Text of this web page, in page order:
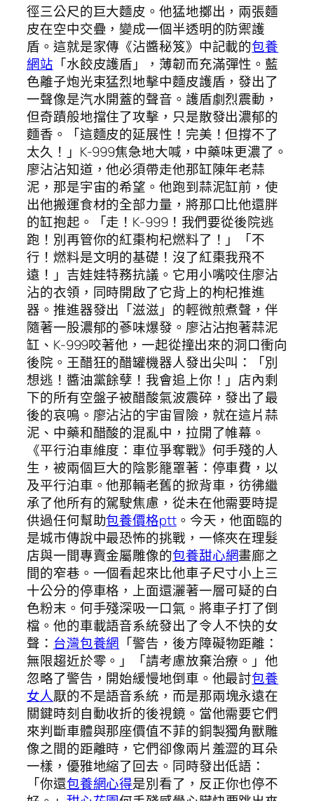
徑三公尺的巨大麵皮。他猛地擲出，兩張麵
皮在空中交疊，變成一個半透明的防禦護
盾。這就是家傳《沾醬秘笈》中記載的包養
網站 「水餃皮護盾」，薄韌而充滿彈性。藍
色離子炮光束猛烈地擊中麵皮護盾，發出了
一聲像是汽水開蓋的聲音。護盾劇烈震動，
但奇蹟般地擋住了攻擊，只是散發出濃郁的
麵香。「這麵皮的延展性！完美！但撐不了
太久！」K-999焦急地大喊，中藥味更濃了。
廖沾沾知道，他必須帶走他那缸陳年老蒜
泥，那是宇宙的希望。他跑到蒜泥缸前，使
出他搬運食材的全部力量，將那口比他還胖
的缸抱起。「走！K-999！我們要從後院逃
跑！別再管你的紅棗枸杞燃料了！」「不
行！燃料是文明的基礎！沒了紅棗我飛不
遠！」吉娃娃特務抗議。它用小嘴咬住廖沾
沾的衣領，同時開啟了它背上的枸杞推進
器。推進器發出「滋滋」的輕微煎煮聲，伴
隨著一股濃郁的蔘味爆發。廖沾沾抱著蒜泥
缸、K-999咬著他，一起從撞出來的洞口衝向
後院。王醋狂的醋罐機器人發出尖叫：「別
想逃！醬油黨餘孽！我會追上你！」店內剩
下的所有空盤子被醋酸氣波震碎，發出了最
後的哀鳴。廖沾沾的宇宙冒險，就在這片蒜
泥、中藥和醋酸的混亂中，拉開了帷幕。
《平行泊車維度：車位爭奪戰》何手殘的人
生，被兩個巨大的陰影籠罩著：停車費，以
及平行泊車。他那輛老舊的掀背車，彷彿繼
承了他所有的駕駛焦慮，從未在他需要時提
供過任何幫助包養價格ptt。今天，他面臨的
是城市傳說中最恐怖的挑戰，一條夾在理髮
店與一間專賣金屬雕像的包養甜心網畫廊之
間的窄巷。一個看起來比他車子尺寸小上三
十公分的停車格，上面還灑著一層可疑的白
色粉末。何手殘深吸一口氣。將車子打了倒
檔。他的車載語音系統發出了令人不快的女
聲： 台灣包養網 「警告，後方障礙物距離：
無限趨近於零。」「請考慮放棄治療。」他
忽略了警告，開始緩慢地倒車。他最討包養
女人厭的不是語音系統，而是那兩塊永遠在
關鍵時刻自動收折的後視鏡。當他需要它們
來判斷車體與那座價值不菲的銅製獨角獸雕
像之間的距離時，它們卻像兩片羞澀的耳朵
一樣，優雅地縮了回去。同時發出低語：
「你還包養網心得是別看了，反正你也停不